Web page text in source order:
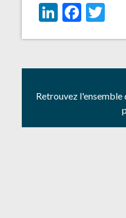
LinkedIn
Retrouvez l'ensemble